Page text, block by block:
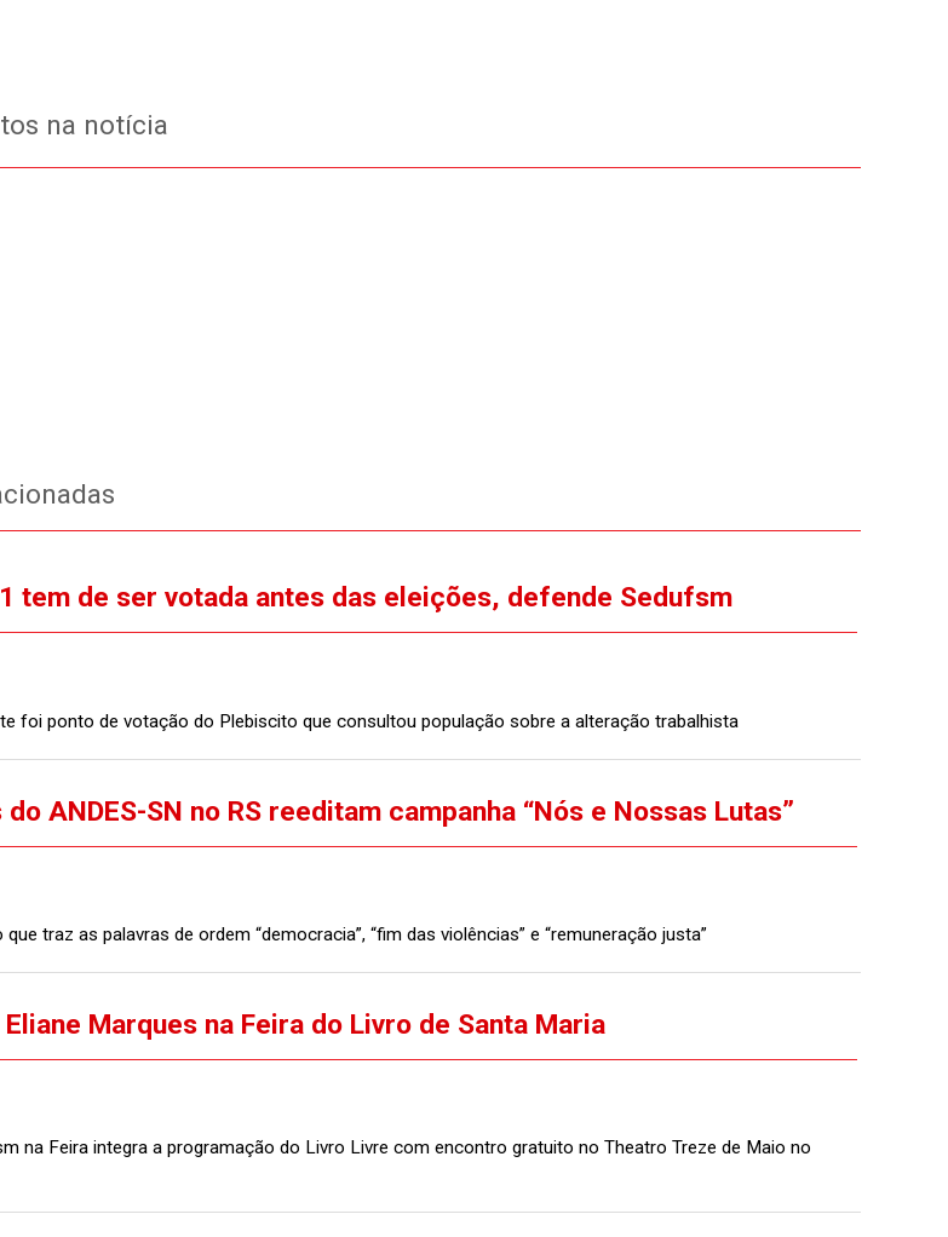
na notícia
tem de ser votada antes das eleições, defende Sedufsm
foi ponto de votação do Plebiscito que consultou população sobre a alteração trabalhista
ANDES-SN no RS reeditam campanha “Nós e Nossas Lutas”
traz as palavras de ordem “democracia”, “fim das violências” e “remuneração justa”
Marques na Feira do Livro de Santa Maria
na Feira integra a programação do Livro Livre com encontro gratuito no Theatro Treze de Maio no